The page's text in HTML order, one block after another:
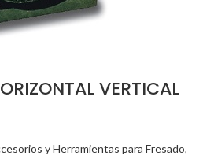
VERTICAL
y Herramientas para Fresado,